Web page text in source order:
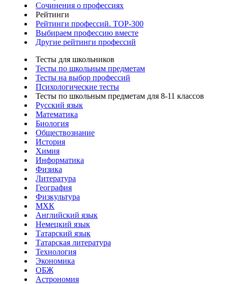
Сочинения о профессиях
Рейтинги
Рейтинги профессий. TOP-300
Выбираем профессию вместе
Другие рейтинги профессий
Тесты для школьников
Тесты по школьным предметам
Тесты на выбор профессий
Психологические тесты
Тесты по школьным предметам для 8-11 классов
Русский язык
Математика
Биология
Обществознание
История
Химия
Информатика
Физика
Литература
География
Физкультура
МХК
Английский язык
Немецкий язык
Татарский язык
Татарская литература
Технология
Экономика
ОБЖ
Астрономия